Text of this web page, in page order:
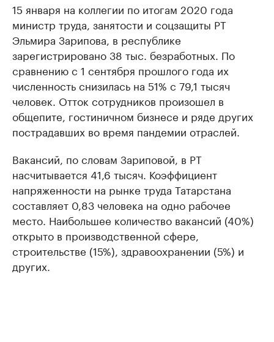
15 января на коллегии по итогам 2020 года
министр труда, занятости и соцзащиты РТ
Эльмира Зарипова, в республике
зарегистрировано 38 тыс. безработных. По
сравнению с 1 сентября прошлого года их
численность снизилась на 51% с 79,1 тысяч
человек. Отток сотрудников произошел в
общепите, гостиничном бизнесе и ряде других
пострадавших во время пандемии отраслей.
Вакансий, по словам Зариповой, в РТ
насчитывается 41,6 тысяч. Коэффициент
напряженности на рынке труда Татарстана
составляет 0,83 человека на одно рабочее
место. Наибольшее количество вакансий (40%)
открыто в производственной сфере,
строительстве (15%), здравоохранении (5%) и
других.